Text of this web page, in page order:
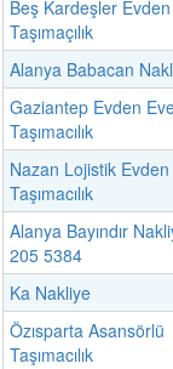
Beş Kardeşler
Taşımaçılık
Alanya Babacan
Gaziantep Evden
Taşımacılık
Nazan Lojistik
Taşımacılık
Alanya Bayındır
205 5384
Ka Nakliye
Özısparta Asansörlü
Taşımacılık